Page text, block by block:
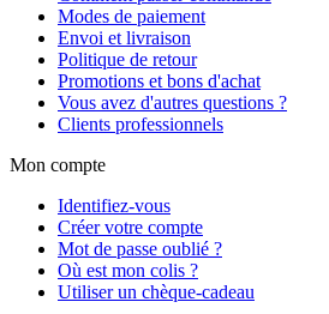
Modes de paiement
Envoi et livraison
Politique de retour
Promotions et bons d'achat
Vous avez d'autres questions ?
Clients professionnels
Mon compte
Identifiez-vous
Créer votre compte
Mot de passe oublié ?
Où est mon colis ?
Utiliser un chèque-cadeau